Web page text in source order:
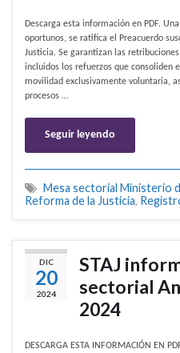
Descarga esta información en PDF.
oportunos, se ratifica el Preacuerdo
Justicia. Se garantizan las
incluidos los refuerzos que consoliden
movilidad exclusivamente voluntaria,
procesos …
Seguir leyendo
Mesa sectorial Ministerio
Reforma de la Justicia,
DIC
20
2024
STAJ
sectorial
2024
DESCARGA ESTA INFORMACIÓN EN